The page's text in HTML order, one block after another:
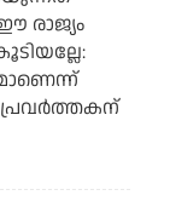
രാജ്യം
പ്രവര്‍ത്തകന്